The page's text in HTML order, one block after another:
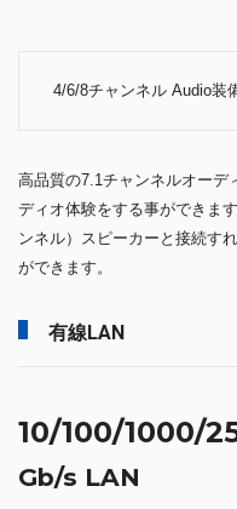
4/6/8チャンネル Audio装
高品質の7.1チャンネルオーデ
ディオ体験をする事ができま
ンネル）スピーカーと接続す
ができます。
有線LAN
10/100/1000/
Gb/s LAN